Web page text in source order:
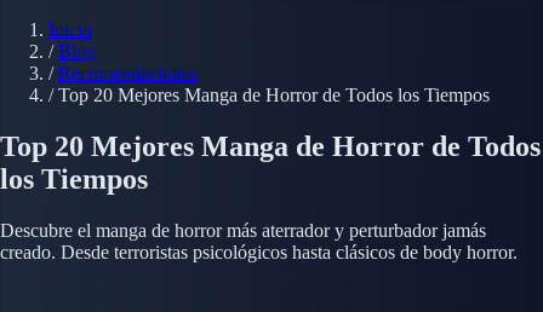
Inicio
/ Blog
/ Recomendaciones
/ Top 20 Mejores Manga de Horror de Todos los Tiempos
Top 20 Mejores Manga de Horror de Todos
los Tiempos
Descubre el manga de horror más aterrador y perturbador jamás
creado. Desde terroristas psicológicos hasta clásicos de body horror.